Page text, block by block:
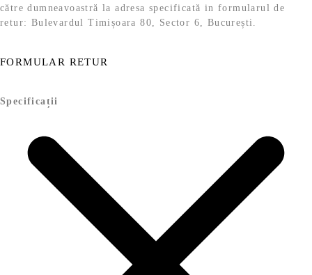
către dumneavoastră la adresa specificată in formularul de
retur: Bulevardul Timișoara 80, Sector 6, București.
FORMULAR RETUR
Specificații